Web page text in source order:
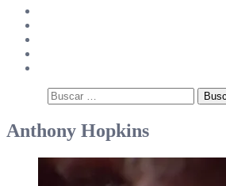
Anthony Hopkins